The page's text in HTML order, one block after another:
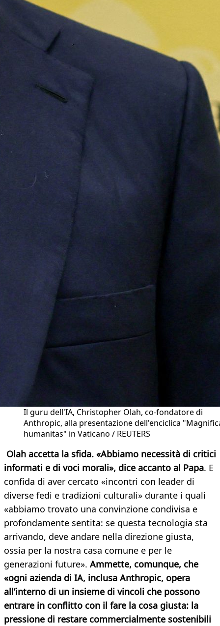
Il guru dell'IA, Christopher Olah, co-fondatore di
Anthropic, alla presentazione dell'enciclica
humanitas" in Vaticano / REUTERS
Olah accetta la sfida. «Abbiamo necessità di critici
informati e di voci morali», dice accanto al Papa. E
confida di aver cercato «incontri con leader di
diverse fedi e tradizioni culturali» durante i quali
«abbiamo trovato una convinzione condivisa e
profondamente sentita: se questa tecnologia sta
arrivando, deve andare nella direzione giusta,
ossia per la nostra casa comune e per le
generazioni future». Ammette, comunque, che
«ogni azienda di IA, inclusa Anthropic, opera
all’interno di un insieme di vincoli che possono
entrare in conflitto con il fare la cosa giusta: la
pressione di restare commercialmente sostenibili